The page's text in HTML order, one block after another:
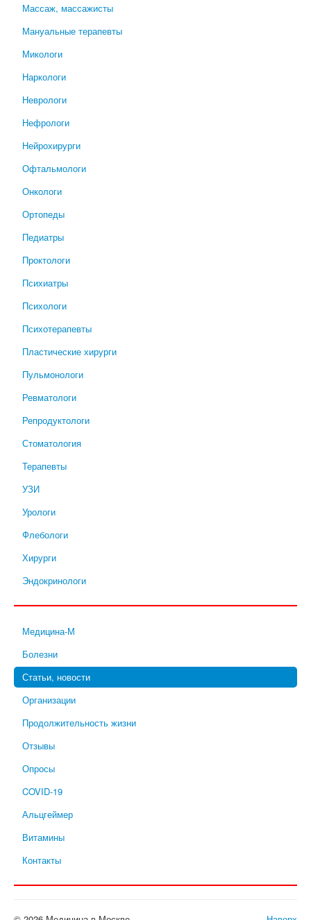
Массаж, массажисты
Мануальные терапевты
Микологи
Наркологи
Неврологи
Нефрологи
Нейрохирурги
Офтальмологи
Онкологи
Ортопеды
Педиатры
Проктологи
Психиатры
Психологи
Психотерапевты
Пластические хирурги
Пульмонологи
Ревматологи
Репродуктологи
Стоматология
Терапевты
УЗИ
Урологи
Флебологи
Хирурги
Эндокринологи
Медицина-М
Болезни
Статьи, новости
Организации
Продолжительность жизни
Отзывы
Опросы
COVID-19
Альцгеймер
Витамины
Контакты